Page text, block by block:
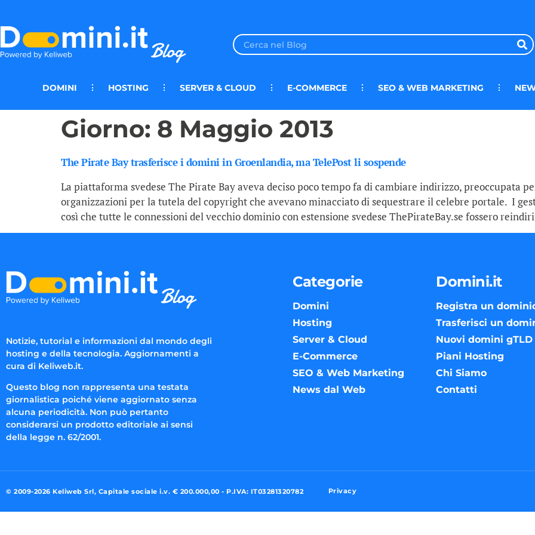
DOMINI HOSTING SERVER & CLOUD E-COMMERCE SEO & WEB MARKETING
Giorno: 8 Maggio 2013
The Pirate Bay trasferisce i domini in Groenlandia, ma TelePost li sospende
La piattaforma svedese The Pirate Bay aveva deciso poco tempo fa di cambiare indirizzo, preoccupata
organizzazioni per la tutela del copyright che avevano minacciato di sequestrare il celebre portale. I
così che tutte le connessioni del vecchio dominio con estensione svedese ThePirateBay.se fossero
Notizie, tutorial e informazioni dal mondo degli
hosting e della tecnologia. Aggiornamenti a
cura di Keliweb.it.
Questo blog non rappresenta una testata
giornalistica poiché viene aggiornato senza
alcuna periodicità. Non può pertanto
considerarsi un prodotto editoriale ai sensi
della legge n. 62/2001.
Categorie
Domini
Hosting
Server & Cloud
E-Commerce
SEO & Web Marketing
News dal Web
Domini.it
Registra un
Trasferisci un
Nuovi domini gTLD
Piani Hosting
Chi Siamo
Contatti
© 2009-2026 Keliweb Srl, Capitale sociale i.v. € 200.000,00 - P.IVA: IT03281320782 Privacy